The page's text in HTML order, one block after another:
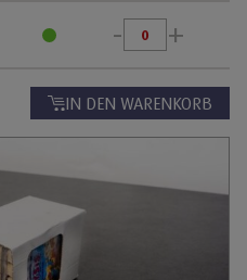
- +
IN DEN WARENKORB